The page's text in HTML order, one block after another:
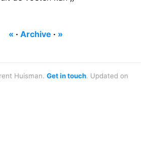
« · Archive · »
Huisman. Get in touch. Updated on